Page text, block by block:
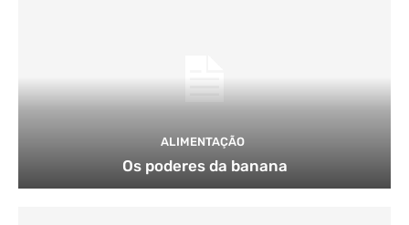
ALIMENTAÇÃO
Os poderes da banana